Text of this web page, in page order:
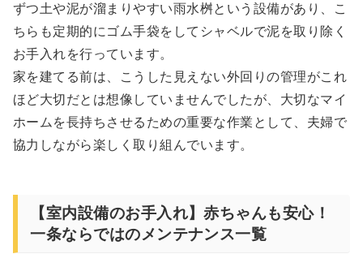
ずつ土や泥が溜まりやすい雨水桝という設備があり、こ
ちらも定期的にゴム手袋をしてシャベルで泥を取り除く
お手入れを行っています。
家を建てる前は、こうした見えない外回りの管理がこれ
ほど大切だとは想像していませんでしたが、大切なマイ
ホームを長持ちさせるための重要な作業として、夫婦で
協力しながら楽しく取り組んでいます。
【室内設備のお手入れ】赤ちゃんも安心！
一条ならではのメンテナンス一覧